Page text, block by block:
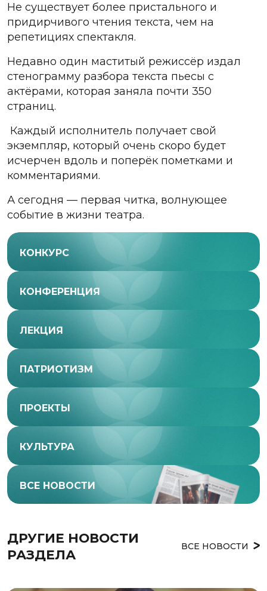
Не существует более пристального и
придирчивого чтения текста, чем на
репетициях спектакля.
Недавно один маститый режиссёр издал
стенограмму разбора текста пьесы с
актёрами, которая заняла почти 350
страниц.
Каждый исполнитель получает свой
экземпляр, который очень скоро будет
исчерчен вдоль и поперёк пометками и
комментариями.
А сегодня — первая читка, волнующее
событие в жизни театра.
КОНКУРС
КОНФЕРЕНЦИЯ
ЛЕКЦИЯ
ПАТРИОТИЗМ
ПРОЕКТЫ
КУЛЬТУРА
ВСЕ НОВОСТИ
ДРУГИЕ НОВОСТИ
РАЗДЕЛА
ВСЕ НОВОСТИ